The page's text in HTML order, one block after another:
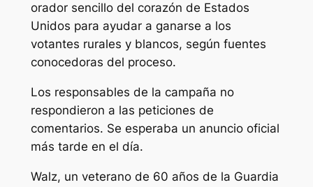
orador sencillo del corazón de Estados
Unidos para ayudar a ganarse a los
votantes rurales y blancos, según fuentes
conocedoras del proceso.
Los responsables de la campaña no
respondieron a las peticiones de
comentarios. Se esperaba un anuncio oficial
más tarde en el día.
Walz, un veterano de 60 años de la Guardia